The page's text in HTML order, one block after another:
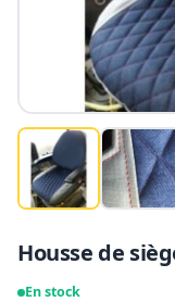
Housse de
En stock